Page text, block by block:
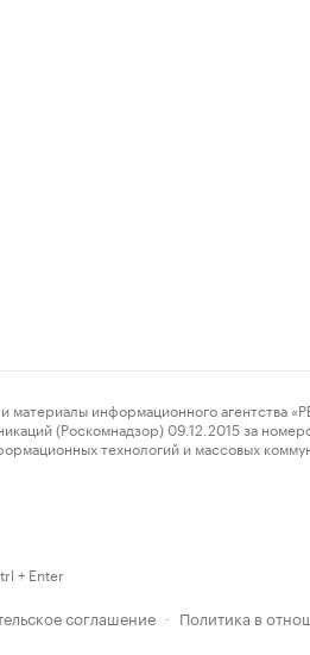
информационного агентства
(Роскомнадзор) 09.12.2015 за
технологий и массовых
+ Enter
соглашение · Политика в